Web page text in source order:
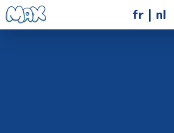
fr nl